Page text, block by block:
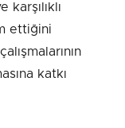
ettiğini
katkı